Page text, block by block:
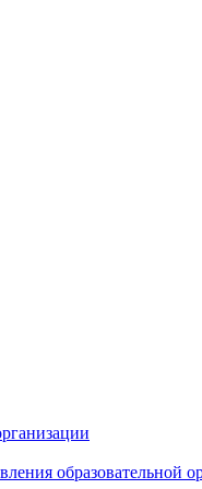
образовательной